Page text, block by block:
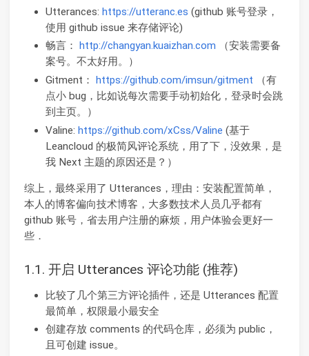
Utterances: https://utteranc.es (github 账号登录，
使用 github issue 来存储评论)
畅言：
http://changyan.kuaizhan.com （安装需要备
案号。不太好用。）
Gitment： https://github.com/imsun/gitment （有
点小 bug，比如说每次需要手动初始化，登录时会跳
到主页。）
Valine: https://github.com/xCss/Valine (基于
Leancloud 的极简风评论系统，用了下，没效果，是
我 Next 主题的原因还是？）
综上，最终采用了 Utterances，理由：安装配置简单，
本人的博客偏向技术博客，大多数技术人员几乎都有
github 账号，省去用户注册的麻烦，用户体验会更好一
些．
1.1. 开启 Utterances 评论功能 (推荐)
比较了几个第三方评论插件，还是 Utterances 配置
最简单，权限最小最安全
创建存放 comments 的代码仓库，必须为 public，
且可创建 issue。